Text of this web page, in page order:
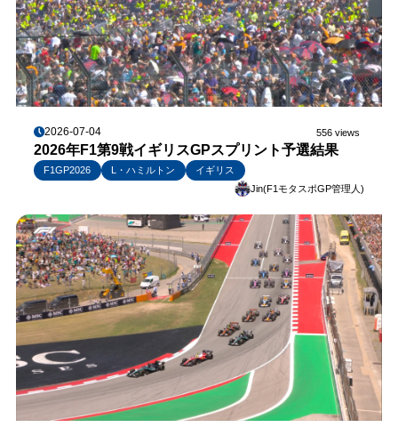
2026-07-04 556 views
2026年F1第9戦イギリスGPスプリント予選結果
F1GP2026 L・ハミルトン
イギリス
Jin(F1モタスポGP管理人)